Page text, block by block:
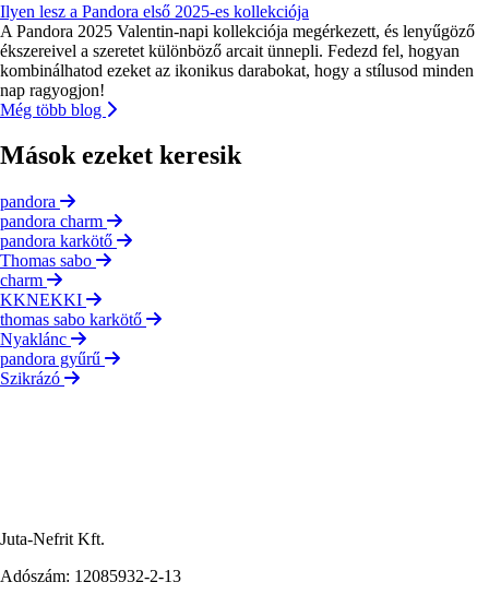
Ilyen lesz a Pandora első 2025-es kollekciója
A Pandora 2025 Valentin-napi kollekciója megérkezett, és lenyűgöző
ékszereivel a szeretet különböző arcait ünnepli. Fedezd fel, hogyan
kombinálhatod ezeket az ikonikus darabokat, hogy a stílusod minden
nap ragyogjon!
Még több blog
Mások ezeket keresik
pandora
pandora charm
pandora karkötő
Thomas sabo
charm
KKNEKKI
thomas sabo karkötő
Nyaklánc
pandora gyűrű
Szikrázó
Juta-Nefrit Kft.
Adószám: 12085932-2-13